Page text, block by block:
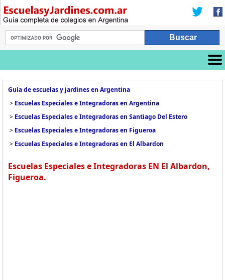
Guía de escuelas y jardines en Argentina
> Escuelas Especiales e Integradoras en Argentina
> Escuelas Especiales e Integradoras en Santiago Del Estero
> Escuelas Especiales e Integradoras en Figueroa
> Escuelas Especiales e Integradoras en El Albardon
Escuelas Especiales e Integradoras EN El Albardon,
Figueroa.